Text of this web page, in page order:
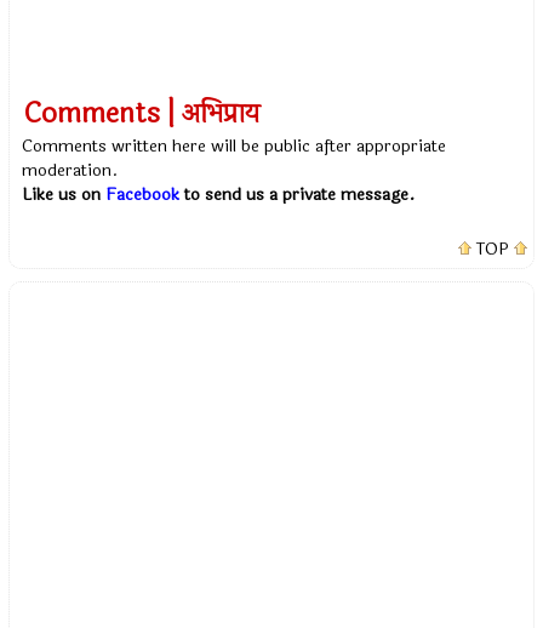
Comments | अभिप्राय
Comments written here will be public after appropriate
moderation.
Like us on Facebookto send us a private message.
TOP